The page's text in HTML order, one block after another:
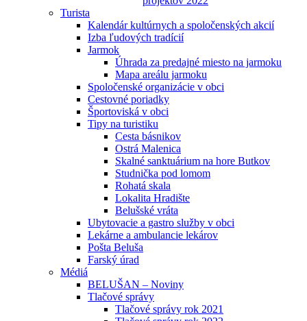
Turista
Kalendár kultúrnych a spoločenských akcií
Izba ľudových tradícií
Jarmok
Úhrada za predajné miesto na jarmoku
Mapa areálu jarmoku
Spoločenské organizácie v obci
Cestovné poriadky
Športoviská v obci
Tipy na turistiku
Cesta básnikov
Ostrá Malenica
Skalné sanktuárium na hore Butkov
Studnička pod lomom
Rohatá skala
Lokalita Hradište
Belušské vráta
Ubytovacie a gastro služby v obci
Lekárne a ambulancie lekárov
Pošta Beluša
Farský úrad
Médiá
BELUŠAN – Noviny
Tlačové správy
Tlačové správy rok 2021